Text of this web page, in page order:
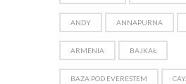
ANDY ANNAPURNA
ARMENIA BAJKAŁ
BAZA POD EVERESTEM